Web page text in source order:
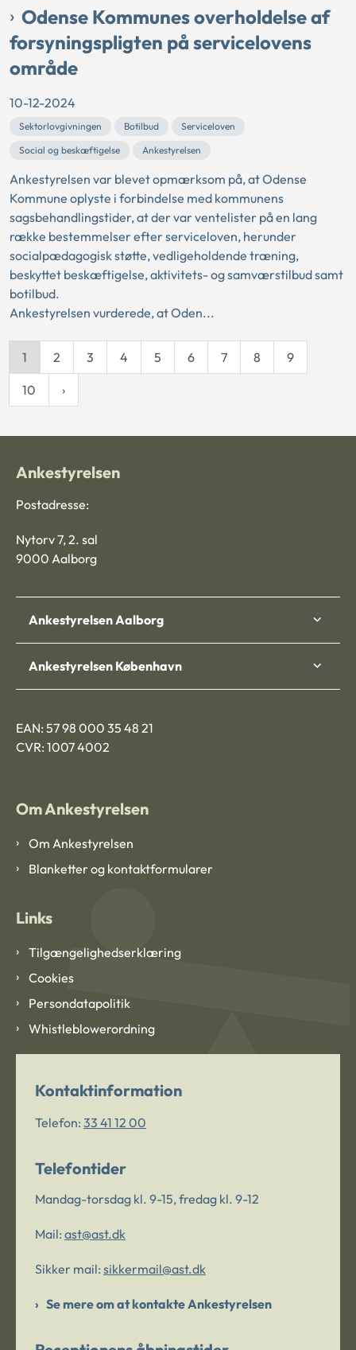
Odense Kommunes overholdelse af
forsyningspligten på servicelovens
område
10-12-2024
Sektorlovgivningen Botilbud
Serviceloven
Social og beskæftigelse
Ankestyrelsen
Ankestyrelsen var blevet opmærksom på, at Odense
Kommune oplyste i forbindelse med kommunens
sagsbehandlingstider, at der var ventelister på en lang
række bestemmelser efter serviceloven, herunder
socialpædagogisk støtte, vedligeholdende træning,
beskyttet beskæftigelse, aktivitets- og samværstilbud samt
botilbud.
Ankestyrelsen vurderede, at Oden...
1 2 3 4 5 6 7 8 9
10
Ankestyrelsen
Postadresse:
Nytorv 7, 2. sal
9000 Aalborg
Ankestyrelsen Aalborg
Ankestyrelsen København
EAN: 57 98 000 35 48 21
CVR: 1007 4002
Om Ankestyrelsen
Om Ankestyrelsen
Blanketter og kontaktformularer
Links
Tilgængelighedserklæring
Cookies
Persondatapolitik
Whistleblowerordning
Kontaktinformation
Telefon: 33 41 12 00
Telefontider
Mandag-torsdag kl. 9-15, fredag kl. 9-12
Mail: ast@ast.dk
Sikker mail: sikkermail@ast.dk
Se mere om at kontakte Ankestyrelsen